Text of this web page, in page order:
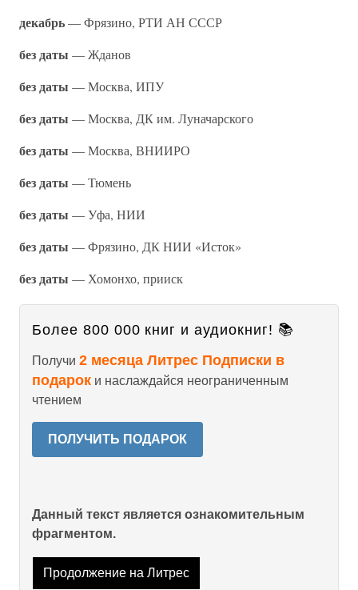
декабрь— Фрязино, РТИ АН СССР
без даты — Жданов
без даты — Москва, ИПУ
без даты — Москва, ДК им. Луначарского
без даты — Москва, ВНИИРО
без даты — Тюмень
без даты — Уфа, НИИ
без даты — Фрязино, ДК НИИ «Исток»
без даты — Хомонхо, прииск
Более 800 000 книг и аудиокниг! 📚
Получи 2 месяца Литрес Подписки в
подарок и наслаждайся неограниченным
чтением
ПОЛУЧИТЬ ПОДАРОК
Данный текст является ознакомительным
фрагментом.
Продолжение на Литрес